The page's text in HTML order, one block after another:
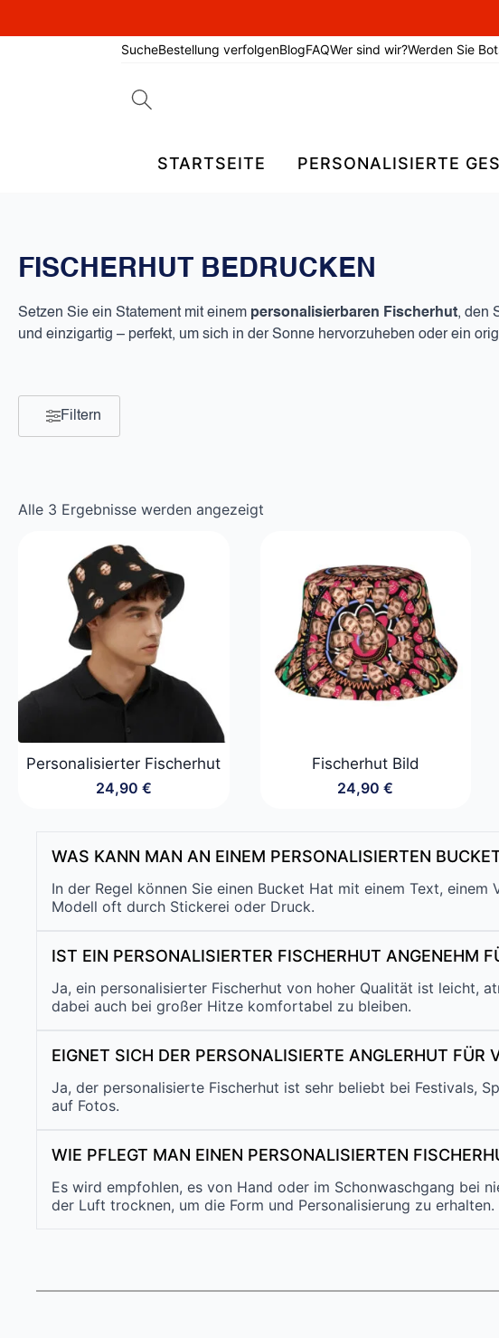
SucheBestellung verfolgenBlogFAQWer sind wir?Werden Sie
STARTSEITE PERSONALISIERTE
FISCHERHUT BEDRUCKEN​
Setzen Sie ein Statement mit einem personalisierbaren Fischerhut, den
und einzigartig – perfekt, um sich in der Sonne hervorzuheben oder ein
Filtern
Alle 3 Ergebnisse werden angezeigt
Personalisierter Fischerhut
24,90 €
Fischerhut Bild
24,90€
WAS KANN MAN AN EINEM PERSONALISIERTEN
In der Regel können Sie einen Bucket Hat mit einem Text,
Modell oft durch Stickerei oder Druck.
IST EIN PERSONALISIERTER FISCHERHUT ANGENEHM
Ja, ein personalisierter Fischerhut von hoher Qualität ist leicht,
dabei auch bei großer Hitze komfortabel zu bleiben.
EIGNET SICH DER PERSONALISIERTE ANGLERHUT FÜR
Ja, der personalisierte Fischerhut ist sehr beliebt bei Festivals,
auf Fotos.
WIE PFLEGT MAN EINEN PERSONALISIERTEN
Es wird empfohlen, es von Hand oder im Schonwaschgang bei
der Luft trocknen, um die Form und Personalisierung zu erhalten.